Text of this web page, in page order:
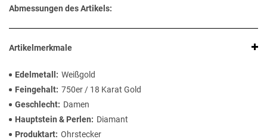
Abmessungen des Artikels:
Artikelmerkmale
Edelmetall
Weißgold
Feingehalt 750er / 18 Karat Gold
Geschlecht
Damen
Hauptstein & Perlen
Diamant
Produktart Ohrstecker